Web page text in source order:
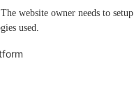
website owner needs to setup
used.